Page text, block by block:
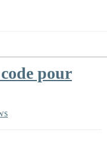
pour